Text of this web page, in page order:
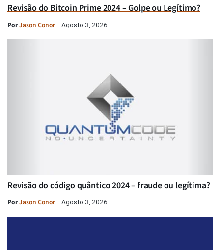
Revisão do Bitcoin Prime 2024 – Golpe ou Legítimo?
PorJason Conor Agosto 3, 2026
Revisão do código quântico 2024 – fraude ou legítima?
PorJason Conor Agosto 3, 2026